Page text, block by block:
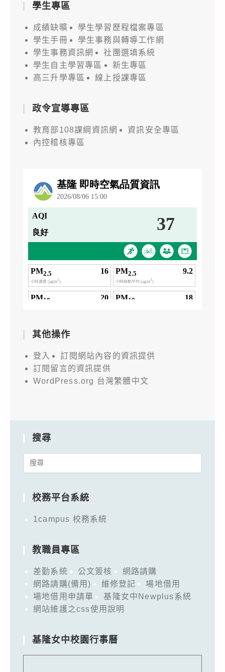
學生專區
成績缺曠
學生學習歷程檔案專區
學生手冊
學生事務與轉導工作網
學生事務資訊網
社團選填系統
學生自主學習專區
新生專區
高三升學專區
線上授課專區
政令宣導專區
教育部108課綱資訊網
資訊安全專區
內控稽核專區
其他操作
登入
訂閱網站內容的資訊提供
訂閱留言的資訊提供
WordPress.org 台灣繁體中文
搜尋
Search
校務平台系統
1campus 校務系統
教職員專區
差勤系統 公文簽核
網路請購
網路請購(備用)
維修登記
場地借用
場地借用申請單
基隆女中Newplus系統
網站維護之css使用說明
基隆女中校園行事曆